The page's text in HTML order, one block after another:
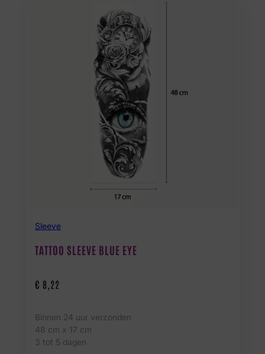
Sleeve
TATTOO SLEEVE BLUE EYE
€ 8,22
Binnen 24 uur verzonden
48 cm x 17 cm
3 tot 5 dagen